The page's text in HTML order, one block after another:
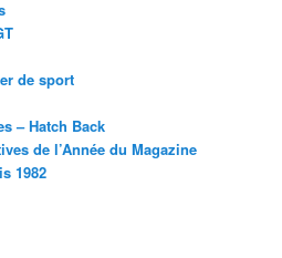
de sport
– Hatch Back
de l’Année du Magazine
1982